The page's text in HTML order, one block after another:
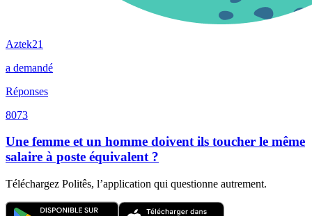
Aztek21
a demandé
Réponses
8073
Une femme et un homme doivent ils toucher le même
salaire à poste équivalent ?
Téléchargez Politês, l’application qui questionne autrement.